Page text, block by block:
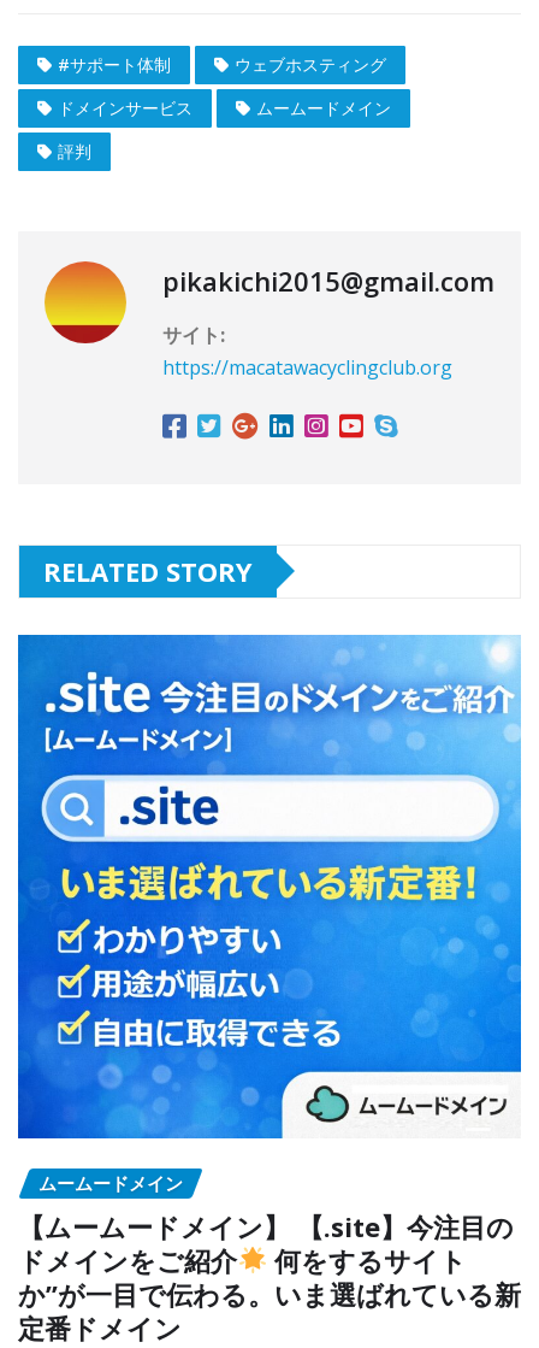
#サポート体制
ウェブホスティング
ドメインサービス
ムームードメイン
評判
pikakichi2015@gmail.com
サイト:
https://macatawacyclingclub.org
RELATED STORY
ムームードメイン
【ムームードメイン】 【.site】今注目の
ドメインをご紹介
何をするサイト
か”が一目で伝わる。いま選ばれている新
定番ドメイン